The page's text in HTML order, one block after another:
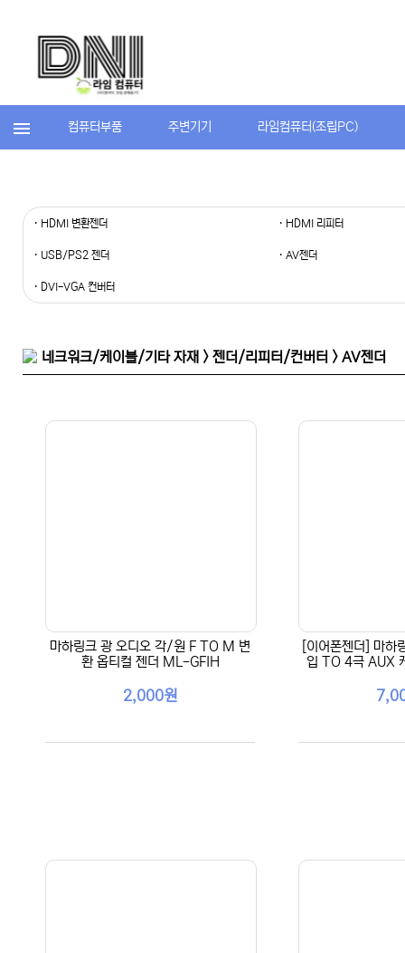
컴퓨터부품 주변기기 라임컴퓨터(조립PC)
· HDMI 변환젠더 · HDMI 리피터
· USB/PS2 젠더 · AV젠더
· DVI-VGA 컨버터
네크워크/케이블/기타 자재 > 젠더/리피터/컨버터 > AV젠더
마하링크 광 오디오 각/원 F TO M 변
환 옵티컬 젠더 ML-GFIH
2,000원
[이어폰젠더] 마
입 TO 4극 AUX